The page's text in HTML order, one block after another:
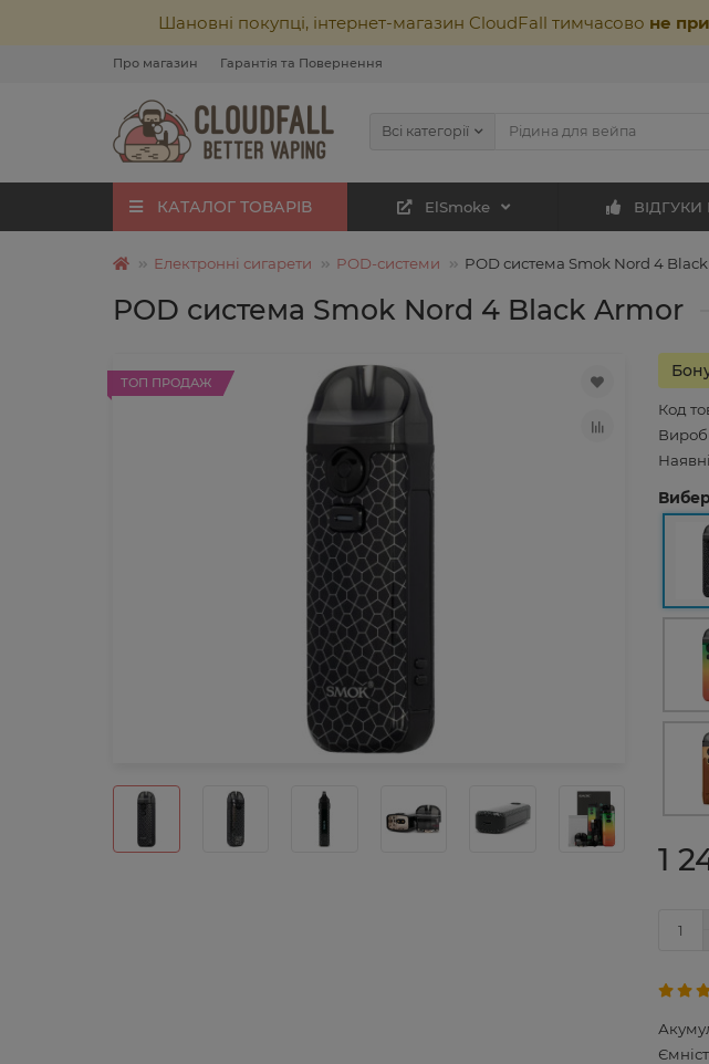
Шановні покупці, інтернет-магазин CloudFall тимчасово не
Про магазин Гарантія та Повернення
Всі категорії
КАТАЛОГ ТОВАРІВ ElSmoke
Електронні сигарети POD-системи POD система Smok Nord 4
POD система Smok Nord 4 Black Armor
ТОП ПРОДАЖ
Код
1